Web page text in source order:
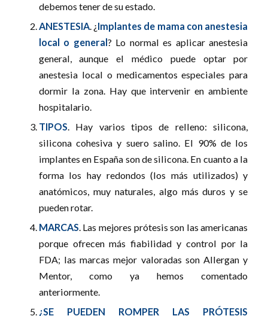
debemos tener de su estado.
ANESTESIA. ¿Implantes de mama con anestesia
local o general? Lo normal es aplicar anestesia
general, aunque el médico puede optar por
anestesia local o medicamentos especiales para
dormir la zona. Hay que intervenir en ambiente
hospitalario.
TIPOS. Hay varios tipos de relleno: silicona,
silicona cohesiva y suero salino. El 90% de los
implantes en España son de silicona. En cuanto a la
forma los hay redondos (los más utilizados) y
anatómicos, muy naturales, algo más duros y se
pueden rotar.
MARCAS. Las mejores prótesis son las americanas
porque ofrecen más fiabilidad y control por la
FDA; las marcas mejor valoradas son Allergan y
Mentor, como ya hemos comentado
anteriormente.
¿SE PUEDEN ROMPER LAS PRÓTESIS